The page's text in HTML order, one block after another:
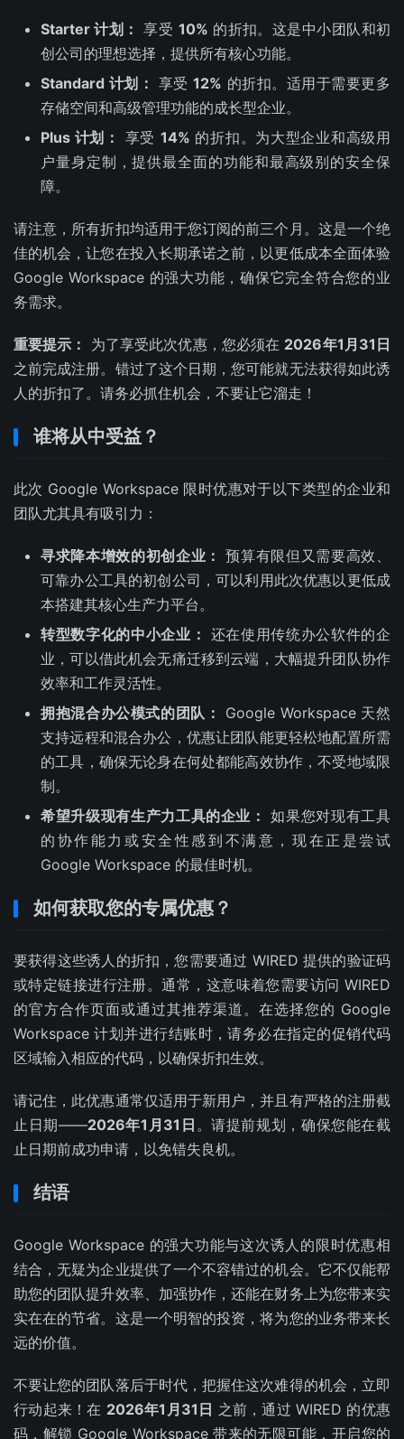
Starter 计划： 享受 10% 的折扣。这是中小团队和初
创公司的理想选择，提供所有核心功能。
Standard 计划： 享受12% 的折扣。适用于需要更多
存储空间和高级管理功能的成长型企业。
Plus 计划：
享受 14% 的折扣。为大型企业和高级用
户量身定制，提供最全面的功能和最高级别的安全保
障。
请注意，所有折扣均适用于您订阅的前三个月。这是一个绝
佳的机会，让您在投入长期承诺之前，以更低成本全面体验
Google Workspace 的强大功能，确保它完全符合您的业
务需求。
重要提示： 为了享受此次优惠，您必须在 2026年1月31日
之前完成注册。错过了这个日期，您可能就无法获得如此诱
人的折扣了。请务必抓住机会，不要让它溜走！
谁将从中受益？
此次 Google Workspace 限时优惠对于以下类型的企业和
团队尤其具有吸引力：
寻求降本增效的初创企业： 预算有限但又需要高效、
可靠办公工具的初创公司，可以利用此次优惠以更低成
本搭建其核心生产力平台。
转型数字化的中小企业： 还在使用传统办公软件的企
业，可以借此机会无痛迁移到云端，大幅提升团队协作
效率和工作灵活性。
拥抱混合办公模式的团队：
Google Workspace 天然
支持远程和混合办公，优惠让团队能更轻松地配置所需
的工具，确保无论身在何处都能高效协作，不受地域限
制。
希望升级现有生产力工具的企业： 如果您对现有工具
的协作能力或安全性感到不满意，现在正是尝试
Google Workspace 的最佳时机。
如何获取您的专属优惠？
要获得这些诱人的折扣，您需要通过 WIRED 提供的验证码
或特定链接进行注册。通常，这意味着您需要访问 WIRED
的官方合作页面或通过其推荐渠道。在选择您的 Google
Workspace 计划并进行结账时，请务必在指定的促销代码
区域输入相应的代码，以确保折扣生效。
请记住，此优惠通常仅适用于新用户，并且有严格的注册截
止日期——2026年1月31日 。请提前规划，确保您能在截
止日期前成功申请，以免错失良机。
结语
Google Workspace 的强大功能与这次诱人的限时优惠相
结合，无疑为企业提供了一个不容错过的机会。它不仅能帮
助您的团队提升效率、加强协作，还能在财务上为您带来实
实在在的节省。这是一个明智的投资，将为您的业务带来长
远的价值。
不要让您的团队落后于时代，把握住这次难得的机会，立即
行动起来！在 2026年1月31日 之前，通过 WIRED 的优惠
码，解锁 Google Workspace 带来的无限可能，开启您的